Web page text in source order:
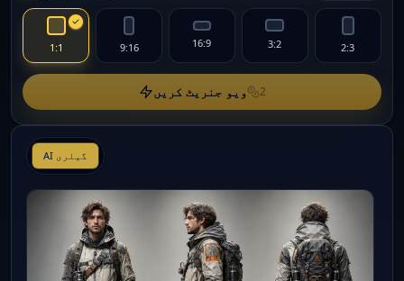
1:1 9:16 16:9 3:2 2:3
ویو جنریٹ کریں 2
AI گیلری